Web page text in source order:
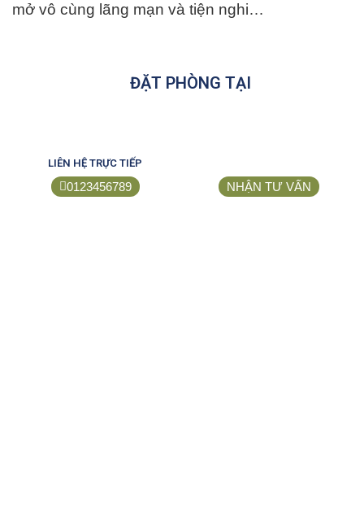
mở vô cùng lãng mạn và tiện nghi…
ĐẶT PHÒNG TẠI
LIÊN HỆ TRỰC TIẾP
0123456789 NHẬN TƯ VẤN